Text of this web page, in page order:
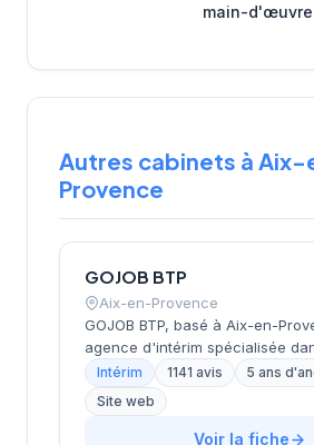
main-d'œuvre
Autres cabinets à
Provence
GOJOB BTP
Aix-en-Provence
GOJOB BTP, basé à Aix-en-
agence d'intérim spécialisée
recrutement de professionnels
bâtiment et travaux publics.
propose plus de 50 000 offres
intérim et combine expertise
Intérim 1141 avis
5 ans
Site web
Voir la fiche